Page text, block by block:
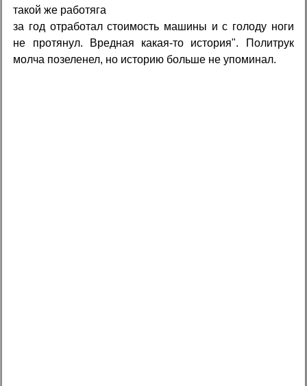
такой же работяга
за год отработал стоимость машины и с голоду ноги
не протянул. Вредная какая-то история". Политрук
молча позеленел, но историю больше не упоминал.